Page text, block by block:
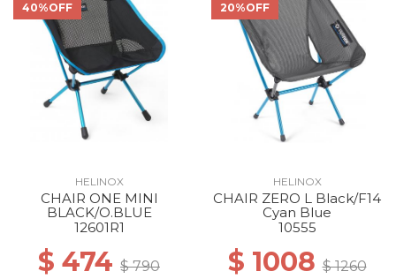
40% Off 40% Off 40% Off
40% Off 40% Off 40% Off
40% Off 50% Off
40%OFF
HELINOX
CHAIR ONE MINI
BLACK/O.BLUE
12601R1
$ 474 $ 790
20%OFF
HELINOX
CHAIR ZERO L Black/F14
Cyan Blue
10555
$ 1008$ 1260